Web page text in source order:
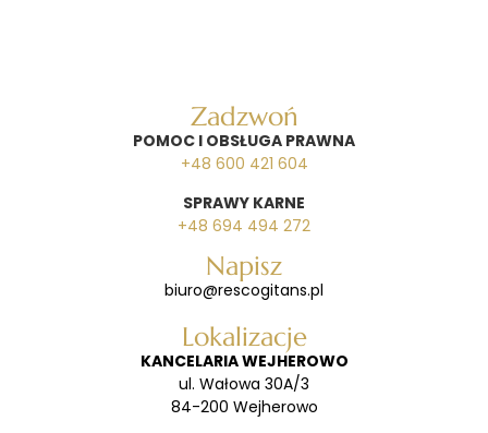
Zadzwoń
POMOC I OBSŁUGA PRAWNA
+48 600 421 604
SPRAWY KARNE
+48 694 494 272
Napisz
biuro@rescogitans.pl
Lokalizacje
KANCELARIA WEJHEROWO
ul. Wałowa 30A/3
84-200 Wejherowo